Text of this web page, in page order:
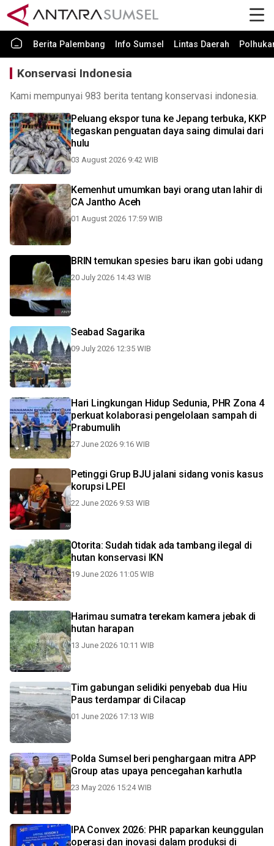
Berita Palembang Info Sumsel Lintas Daerah
Konservasi Indonesia
Kami mempunyai 983 berita tentang konservasi indonesia.
Peluang ekspor tuna ke Jepang terbuka, KKP
tegaskan penguatan daya saing dimulai dari
hulu
03 August 2026 9:42 WIB
Kemenhut umumkan bayi orang utan lahir di
CA Jantho Aceh
01 August 2026 17:59 WIB
BRIN temukan spesies baru ikan gobi udang
20 July 2026 14:43 WIB
Seabad Sagarika
09 July 2026 12:35 WIB
Hari Lingkungan Hidup Sedunia, PHR Zona 4
perkuat kolaborasi pengelolaan sampah di
Prabumulih
27 June 2026 9:16 WIB
Petinggi Grup BJU jalani sidang vonis kasus
korupsi LPEI
22 June 2026 9:53 WIB
Otorita: Sudah tidak ada tambang ilegal di
hutan konservasi IKN
19 June 2026 11:05 WIB
Harimau sumatra terekam kamera jebak di
hutan harapan
13 June 2026 10:11 WIB
Tim gabungan selidiki penyebab dua Hiu
Paus terdampar di Cilacap
01 June 2026 17:13 WIB
Polda Sumsel beri penghargaan mitra APP
Group atas upaya pencegahan karhutla
23 May 2026 15:24 WIB
IPA Convex 2026: PHR paparkan keunggulan
operasi dan inovasi dalam produksi di